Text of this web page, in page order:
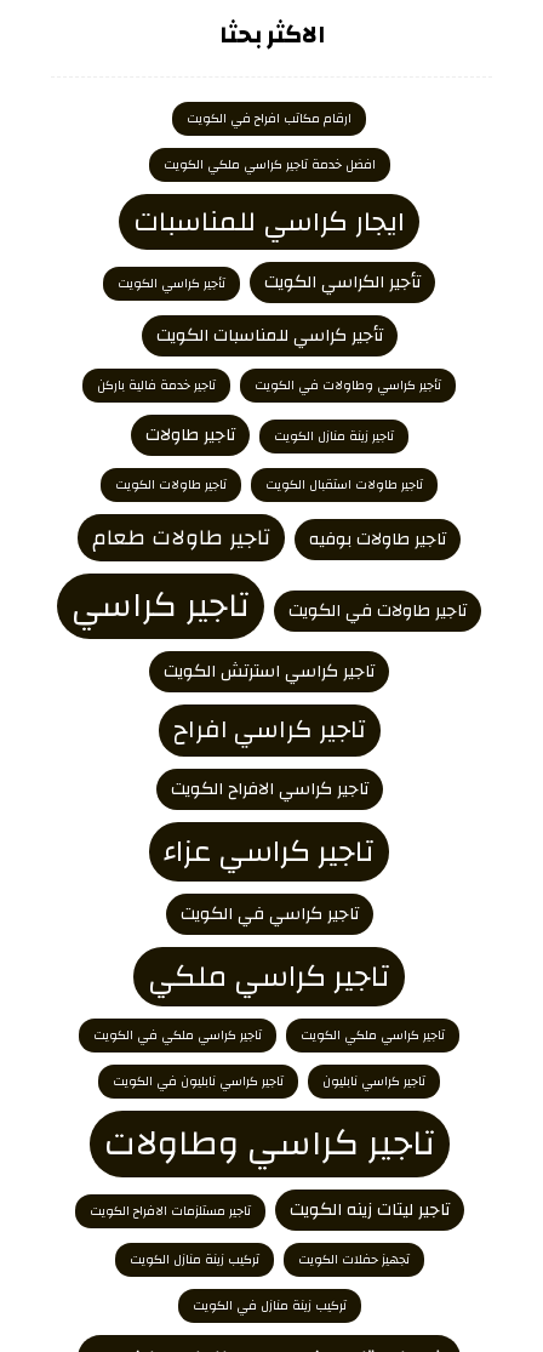
الاكثر بحثا
ارقام مكاتب افراح في الكويت
افضل خدمة تاجير كراسي ملكي الكويت
ايجار كراسي للمناسبات
تأجير الكراسي الكويت تأجير كراسي الكويت
تأجير كراسي للمناسبات الكويت
تأجير كراسي وطاولات في الكويت تاجير خدمة فالية باركن
تاجير زينة منازل الكويت تاجير طاولات
تاجير طاولات استقبال الكويت تاجير طاولات الكويت
تاجير طاولات بوفيه تاجير طاولات طعام
تاجير طاولات في الكويت تاجير كراسي
تاجير كراسي استرتش الكويت
تاجير كراسي افراح
تاجير كراسي الافراح الكويت
تاجير كراسي عزاء
تاجير كراسي في الكويت
تاجير كراسي ملكي
تاجير كراسي ملكي الكويت
تاجير كراسي ملكي في الكويت
تاجير كراسي نابليون
تاجير كراسي نابليون في الكويت
تاجير كراسي وطاولات
تاجير ليتات زينه الكويت
تاجير مستلزمات الافراح الكويت
تجهيز حفلات الكويت
تركيب زينة منازل الكويت
تركيب زينة منازل في الكويت